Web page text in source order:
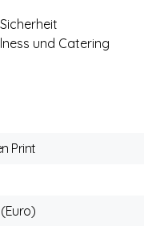
und Catering
Print